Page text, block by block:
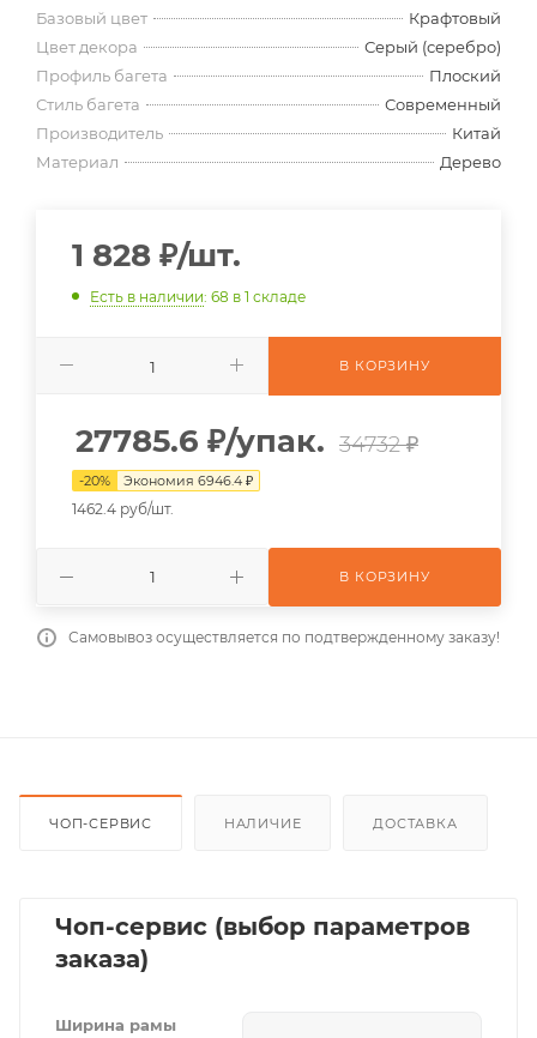
Базовый цвет
Крафтовый
Цвет декора
Серый (серебро)
Профиль багета
Плоский
Стиль багета
Современный
Производитель
Китай
Материал
Дерево
1 828 ₽/шт.
Есть в наличии: 68 в 1 складе
В КОРЗИНУ
27785.6 ₽/упак. 34732 ₽
-20% Экономия 6946.4 ₽
1462.4 руб/шт.
В КОРЗИНУ
Самовывоз осуществляется по подтвержденному заказу!
ЧОП-СЕРВИС НАЛИЧИЕ ДОСТАВКА
Чоп-сервис (выбор параметров
заказа)
Ширина рамы